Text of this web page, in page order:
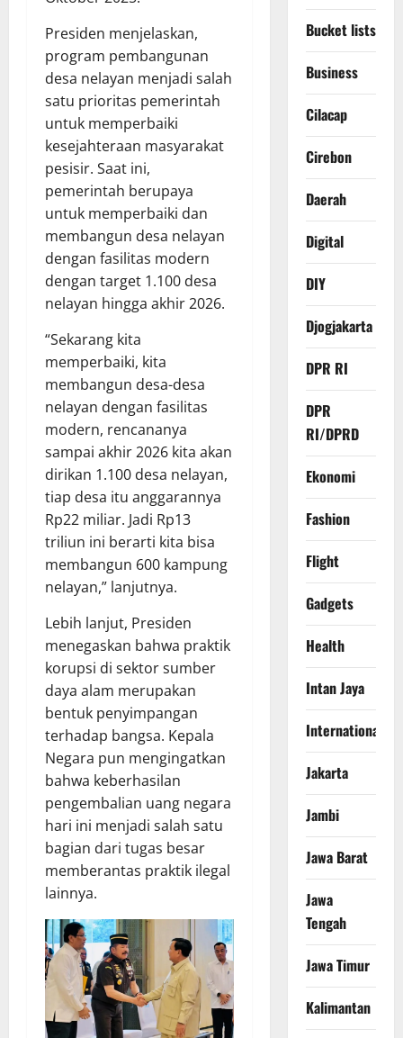
Presiden menjelaskan,
program pembangunan
desa nelayan menjadi salah
satu prioritas pemerintah
untuk memperbaiki
kesejahteraan masyarakat
pesisir. Saat ini,
pemerintah berupaya
untuk memperbaiki dan
membangun desa nelayan
dengan fasilitas modern
dengan target 1.100 desa
nelayan hingga akhir 2026.
“Sekarang kita
memperbaiki, kita
membangun desa-desa
nelayan dengan fasilitas
modern, rencananya
sampai akhir 2026 kita akan
dirikan 1.100 desa nelayan,
tiap desa itu anggarannya
Rp22 miliar. Jadi Rp13
triliun ini berarti kita bisa
membangun 600 kampung
nelayan,” lanjutnya.
Lebih lanjut, Presiden
menegaskan bahwa praktik
korupsi di sektor sumber
daya alam merupakan
bentuk penyimpangan
terhadap bangsa. Kepala
Negara pun mengingatkan
bahwa keberhasilan
pengembalian uang negara
hari ini menjadi salah satu
bagian dari tugas besar
memberantas praktik ilegal
lainnya.
Bucket lists
Business
Cilacap
Cirebon
Daerah
Digital
DIY
Djogjakarta
DPR RI
DPR
RI/DPRD
Ekonomi
Fashion
Flight
Gadgets
Health
Intan Jaya
International
Jakarta
Jambi
Jawa Barat
Jawa
Tengah
Jawa Timur
Kalimantan